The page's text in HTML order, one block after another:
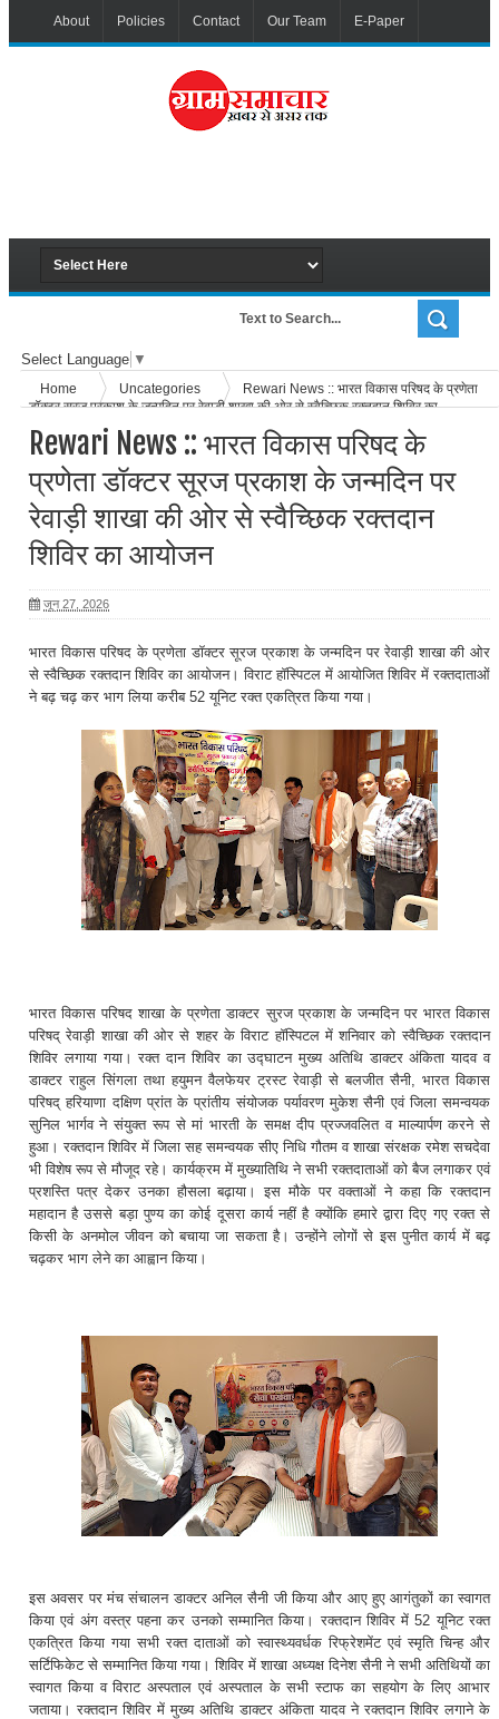
About Policies Contact Our Team E-Paper
Select Language ▼
Home Uncategories
Rewari News :: भारत विकास परिषद के प्रणेता
डॉक्टर सूरज प्रकाश के जन्मदिन पर रेवाड़ी शाखा की ओर से स्वैच्छिक रक्तदान शिविर का
Rewari News :: भारत विकास परिषद के
प्रणेता डॉक्टर सूरज प्रकाश के जन्मदिन पर
रेवाड़ी शाखा की ओर से स्वैच्छिक रक्तदान
शिविर का आयोजन
जून 27, 2026
भारत विकास परिषद के प्रणेता डॉक्टर सूरज प्रकाश के जन्मदिन पर रेवाड़ी शाखा की ओर
से स्वैच्छिक रक्तदान शिविर का आयोजन। विराट हॉस्पिटल में आयोजित शिविर में रक्तदाताओं
ने बढ़ चढ़ कर भाग लिया करीब 52 यूनिट रक्त एकत्रित किया गया।
भारत विकास परिषद शाखा के प्रणेता डाक्टर सुरज प्रकाश के जन्मदिन पर भारत विकास
परिषद् रेवाड़ी शाखा की ओर से शहर के विराट हॉस्पिटल में शनिवार को स्वैच्छिक रक्तदान
शिविर लगाया गया। रक्त दान शिविर का उद्घाटन मुख्य अतिथि डाक्टर अंकिता यादव व
डाक्टर राहुल सिंगला तथा हयुमन वैलफेयर ट्रस्ट रेवाड़ी से बलजीत सैनी, भारत विकास
परिषद् हरियाणा दक्षिण प्रांत के प्रांतीय संयोजक पर्यावरण मुकेश सैनी एवं जिला समन्वयक
सुनिल भार्गव ने संयुक्त रूप से मां भारती के समक्ष दीप प्रज्जवलित व माल्यार्पण करने से
हुआ। रक्तदान शिविर में जिला सह समन्वयक सीए निधि गौतम व शाखा संरक्षक रमेश सचदेवा
भी विशेष रूप से मौजूद रहे। कार्यक्रम में मुख्यातिथि ने सभी रक्तदाताओं को बैज लगाकर एवं
प्रशस्ति पत्र देकर उनका हौसला बढ़ाया। इस मौके पर वक्ताओं ने कहा कि रक्तदान
महादान है उससे बड़ा पुण्य का कोई दूसरा कार्य नहीं है क्योंकि हमारे द्वारा दिए गए रक्त से
किसी के अनमोल जीवन को बचाया जा सकता है। उन्होंने लोगों से इस पुनीत कार्य में बढ़
चढ़कर भाग लेने का आह्वान किया।
इस अवसर पर मंच संचालन डाक्टर अनिल सैनी जी किया और आए हुए आगंतुकों का स्वागत
किया एवं अंग वस्त्र पहना कर उनको सम्मानित किया। रक्तदान शिविर में 52 यूनिट रक्त
एकत्रित किया गया सभी रक्त दाताओं को स्वास्थ्यवर्धक रिफ्रेशमेंट एवं स्मृति चिन्ह और
सर्टिफिकेट से सम्मानित किया गया। शिविर में शाखा अध्यक्ष दिनेश सैनी ने सभी अतिथियों का
स्वागत किया व विराट अस्पताल एवं अस्पताल के सभी स्टाफ का सहयोग के लिए आभार
जताया। रक्तदान शिविर में मुख्य अतिथि डाक्टर अंकिता यादव ने रक्तदान शिविर लगाने के